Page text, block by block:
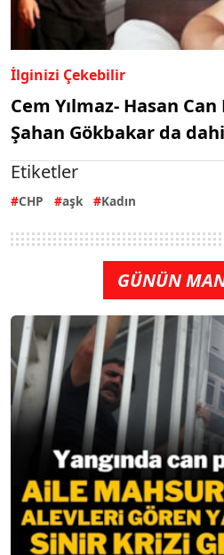
İlginizi Çekebilir
Cem Yılmaz- Hasan Can
Şahan Gökbakar da
Etiketler
CHP aşk Kadın
GÜNÜN